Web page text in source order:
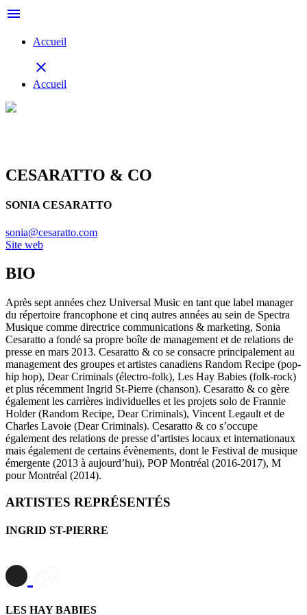
menu
Accueil
close
Accueil
CESARATTO & CO
SONIA CESARATTO
sonia@cesaratto.com
Site web
BIO
Après sept années chez Universal Music en tant que label manager
du répertoire francophone et cinq autres années au sein de Spectra
Musique comme directrice communications & marketing, Sonia
Cesaratto a fondé sa propre boîte de management et de relations de
presse en mars 2013. Cesaratto & co se consacre principalement au
management des groupes et artistes canadiens Random Recipe (pop-
hip hop), Dear Criminals (électro-folk), Les Hay Babies (folk-rock)
et plus récemment Ingrid St-Pierre (chanson). Cesaratto & co gère
également les carrières individuelles et les projets solo de Frannie
Holder (Random Recipe, Dear Criminals), Vincent Legault et de
Charles Lavoie (Dear Criminals). Cesaratto & co s’occupe
également des relations de presse d’artistes locaux et internationaux
mais également de certains évènements, dont le Festival de musique
émergente (2013 à aujourd’hui), POP Montréal (2016-2017), M
pour Montréal (2014).
ARTISTES REPRÉSENTÉS
INGRID ST-PIERRE
LES HAY BABIES